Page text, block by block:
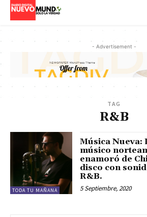
- Advertisement -
TAG
R&B
TODA TU MAÑANA
Música Nueva:
músico
enamoró de
disco con
R&B.
5 Septiembre, 2020